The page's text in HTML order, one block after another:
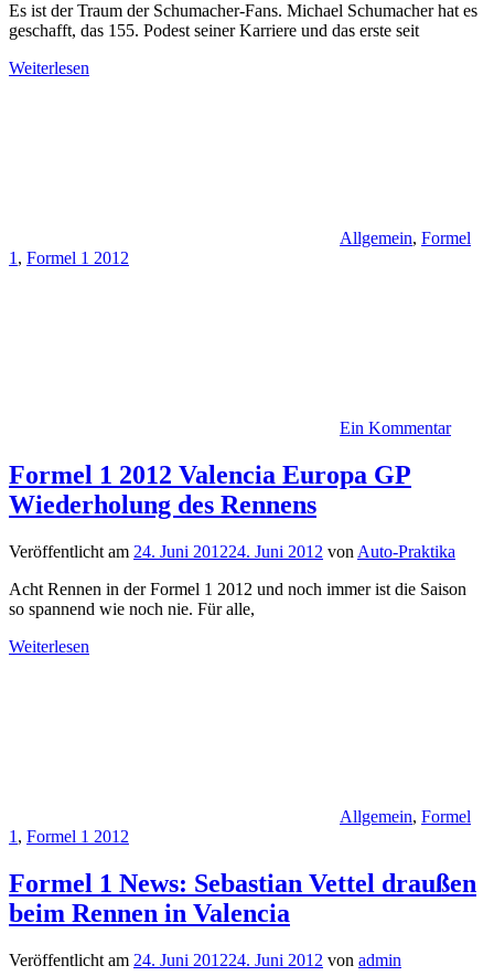
Es ist der Traum der Schumacher-Fans. Michael Schumacher hat es
geschafft, das 155. Podest seiner Karriere und das erste seit
Weiterlesen
Allgemein, Formel
1 , Formel 1 2012
Ein Kommentar
Formel 1 2012 Valencia Europa GP
Wiederholung des Rennens
Veröffentlicht am 24. Juni 201224. Juni 2012 von Auto-Praktika
Acht Rennen in der Formel 1 2012 und noch immer ist die Saison
so spannend wie noch nie. Für alle,
Weiterlesen
Allgemein, Formel
1 , Formel 1 2012
Formel 1 News: Sebastian Vettel draußen
beim Rennen in Valencia
Veröffentlicht am 24. Juni 201224. Juni 2012 von admin